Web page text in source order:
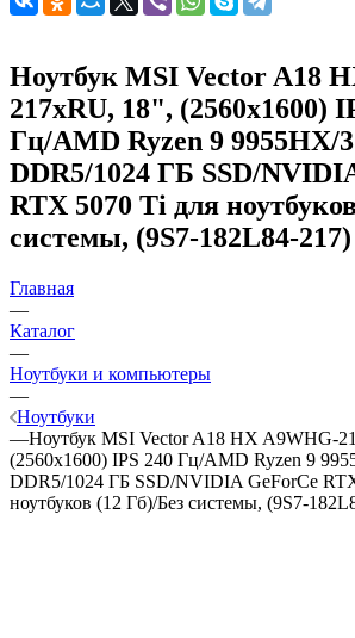
Ноутбук MSI Vector A18
217xRU, 18", (2560x1600)
Гц/AMD Ryzen 9 9955HX/
DDR5/1024 ГБ SSD/
RTX 5070 Ti для
системы, (9S7-182L84-217)
Главная
—
Каталог
—
Ноутбуки и компьютеры
—
Ноутбуки
—Ноутбук MSI Vector A18 HX A9WHG-
(2560x1600) IPS 240 Гц/AMD Ryzen 9
DDR5/1024 ГБ SSD/NVIDIA GeForCe
ноутбуков (12 Гб)/Без системы, (9S7-